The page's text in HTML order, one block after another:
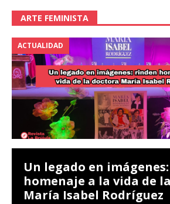
ARTE FEMINISTA
ACTUALIDAD
Un legado en
homenaje a la vida de
María Isabel Rodríguez